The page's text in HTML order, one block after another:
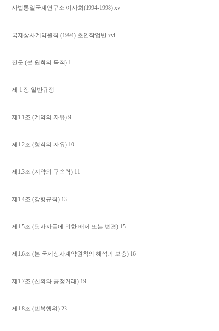
사법통일국제연구소 이사회(1994-1998) xv
국제상사계약원칙 (1994) 초안작업반 xvi
전문 (본 원칙의 목적) 1
제 1 장 일반규정
제1.1조 (계약의 자유) 9
제1.2조 (형식의 자유) 10
제1.3조 (계약의 구속력) 11
제1.4조 (강행규칙) 13
제1.5조 (당사자들에 의한 배제 또는 변경) 15
제1.6조 (본 국제상사계약원칙의 해석과 보충) 16
제1.7조 (신의와 공정거래) 19
제1.8조 (번복행위) 23